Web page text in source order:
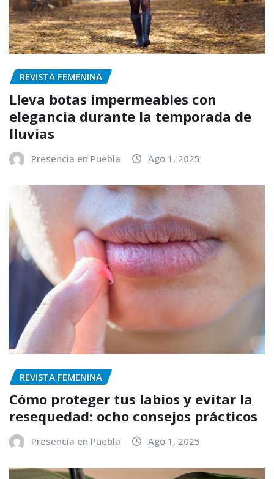
REVISTA FEMENINA
Lleva botas impermeables con
elegancia durante la temporada de
lluvias
Presencia en Puebla Ago 1, 2025
REVISTA FEMENINA
Cómo proteger tus labios y evitar la
resequedad: ocho consejos prácticos
Presencia en Puebla Ago 1, 2025